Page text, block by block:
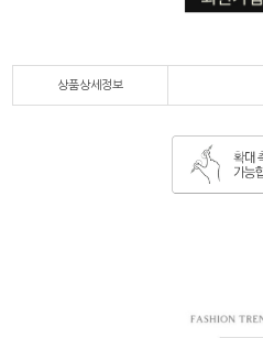
상품상세정보